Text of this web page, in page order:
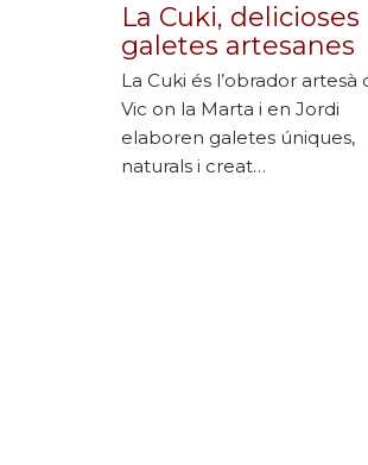
La Cuki, delicioses
galetes artesanes
La Cuki és l’obrador artesà
Vic on la Marta i en Jordi
elaboren galetes úniques,
naturals i creat…